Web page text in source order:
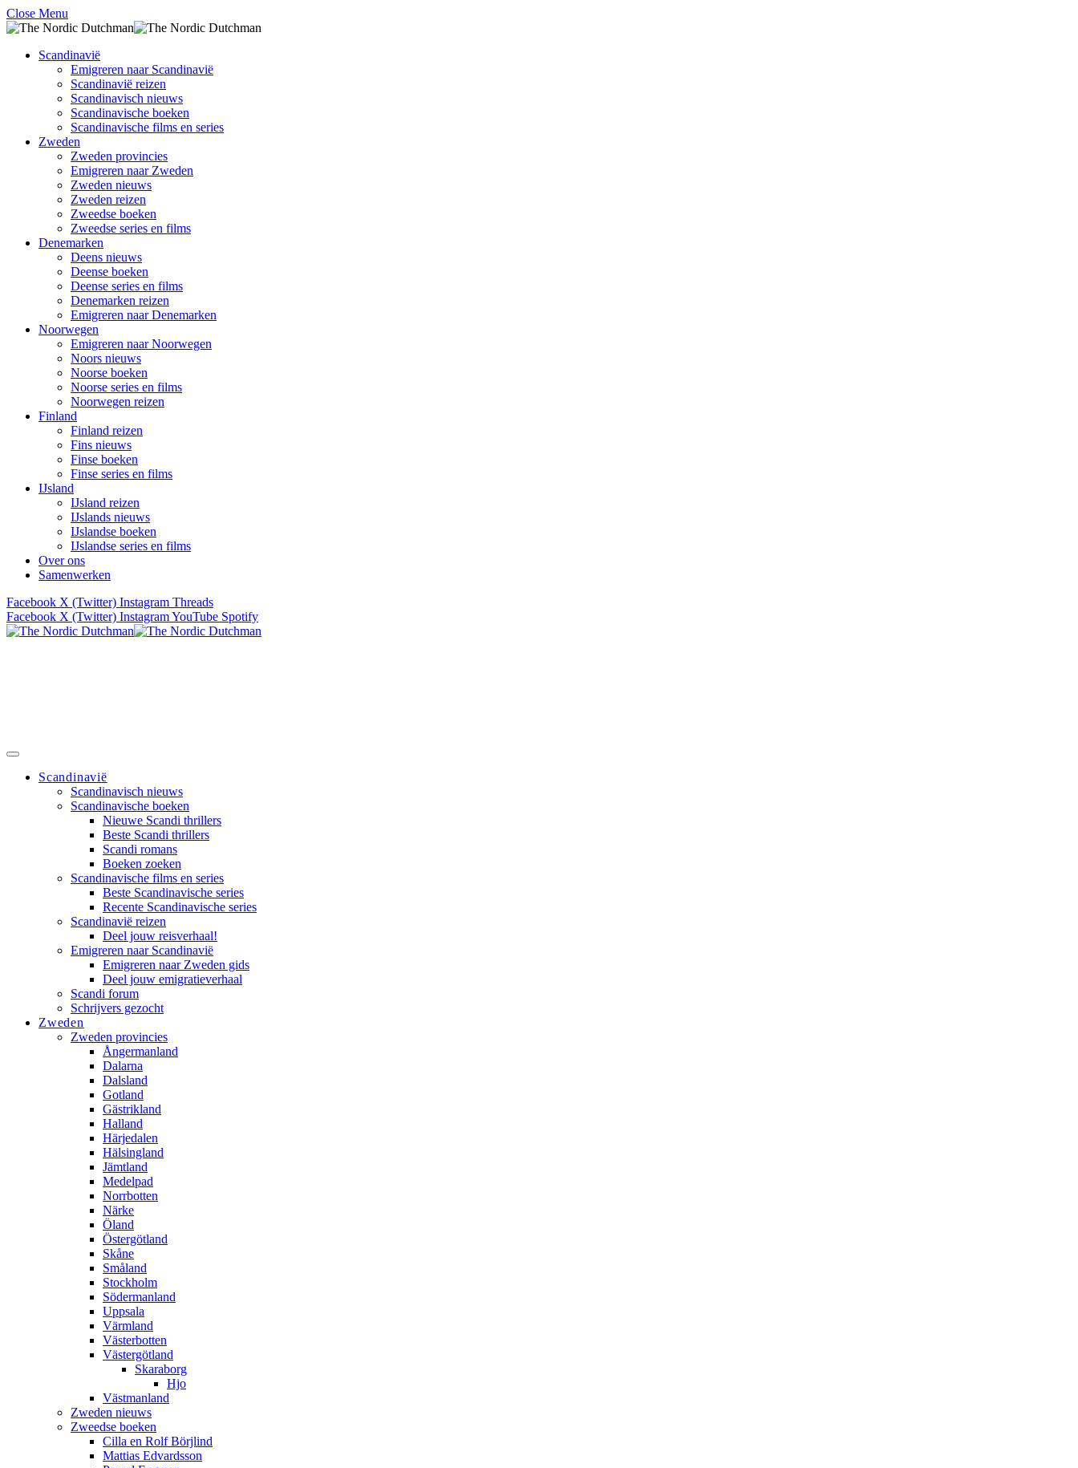
Close Menu
Scandinavië
Emigreren naar Scandinavië
Scandinavië reizen
Scandinavisch nieuws
Scandinavische boeken
Scandinavische films en series
Zweden
Zweden provincies
Emigreren naar Zweden
Zweden nieuws
Zweden reizen
Zweedse boeken
Zweedse series en films
Denemarken
Deens nieuws
Deense boeken
Deense series en films
Denemarken reizen
Emigreren naar Denemarken
Noorwegen
Emigreren naar Noorwegen
Noors nieuws
Noorse boeken
Noorse series en films
Noorwegen reizen
Finland
Finland reizen
Fins nieuws
Finse boeken
Finse series en films
IJsland
IJsland reizen
IJslands nieuws
IJslandse boeken
IJslandse series en films
Over ons
Samenwerken
Facebook X (Twitter) Instagram Threads
Facebook X (Twitter) InstagramYouTube Spotify
Scandinavië
Scandinavisch nieuws
Scandinavische boeken
Nieuwe Scandi thrillers
Beste Scandi thrillers
Scandi romans
Boeken zoeken
Scandinavische films en series
Beste Scandinavische series
Recente Scandinavische series
Scandinavië reizen
Deel jouw reisverhaal!
Emigreren naar Scandinavië
Emigreren naar Zweden gids
Deel jouw emigratieverhaal
Scandi forum
Schrijvers gezocht
Zweden
Zweden provincies
Ångermanland
Dalarna
Dalsland
Gotland
Gästrikland
Halland
Härjedalen
Hälsingland
Jämtland
Medelpad
Norrbotten
Närke
Öland
Östergötland
Skåne
Småland
Stockholm
Södermanland
Uppsala
Värmland
Västerbotten
Västergötland
Skaraborg
Hjo
Västmanland
Zweden nieuws
Zweedse boeken
Cilla en Rolf Börjlind
Mattias Edvardsson